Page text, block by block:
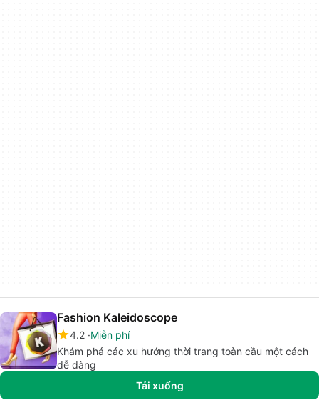
Fashion Kaleidoscope
4.2 Miễn phí
Khám phá các xu hướng thời trang toàn cầu một cách
dễ dàng
Tải xuống